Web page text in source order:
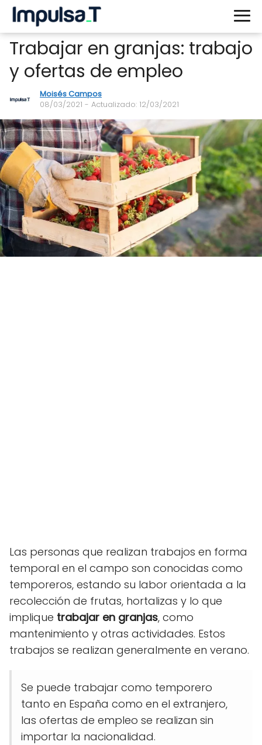
Trabajar en granjas: trabajo
y ofertas de empleo
Moisés Campos
08/03/2021 - Actualizado: 12/03/2021
Las personas que realizan trabajos en forma
temporal en el campo son conocidas como
temporeros, estando su labor orientada a la
recolección de frutas, hortalizas y lo que
implique trabajar en granjas, como
mantenimiento y otras actividades. Estos
trabajos se realizan generalmente en verano.
Se puede trabajar como temporero
tanto en España como en el extranjero,
las ofertas de empleo se realizan sin
importar la nacionalidad.